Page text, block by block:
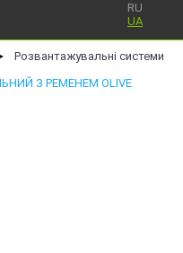
RU
UA
Розвантажувальні системи
З РЕМЕНЕМ OLIVE